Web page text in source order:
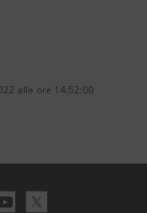
alle ore 14:52:00